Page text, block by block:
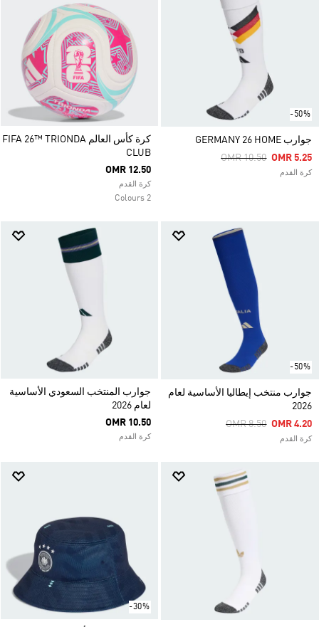
-50%
جوارب GERMANY 26 HOME
Price Reduced From
OMR 10.50ToOMR 5.25
كرة القدم
كرة كأس العالم FIFA 26™ TRIONDA
CLUB
OMR 12.50
كرة القدم
2 Colours
-50%
جوارب منتخب إيطاليا الأساسية لعام
2026
Price Reduced From
OMR 8.50ToOMR 4.20
كرة القدم
جوارب المنتخب السعودي الأساسية
لعام 2026
OMR 10.50
كرة القدم
-30%